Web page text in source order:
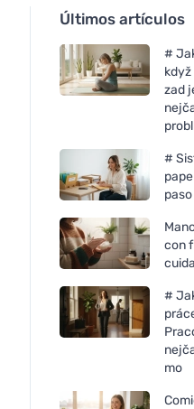
Últimos artículos
#
zad
probl
#
paso
con
#
mo